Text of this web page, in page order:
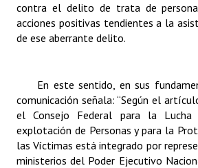
Ciudadano Ilustre - Registro
Antiguos Pobladores - Registro
Reconocimientos - Registro
Bariloche, Municipio intercultural
contra el delito de trata de
acciones positivas tendientes a la
de ese aberrante delito.
En este sentido, en sus
comunicación señala: “Según el
el Consejo Federal para la
explotación de Personas y para la
las Víctimas está integrado por
ministerios del Poder Ejecutivo